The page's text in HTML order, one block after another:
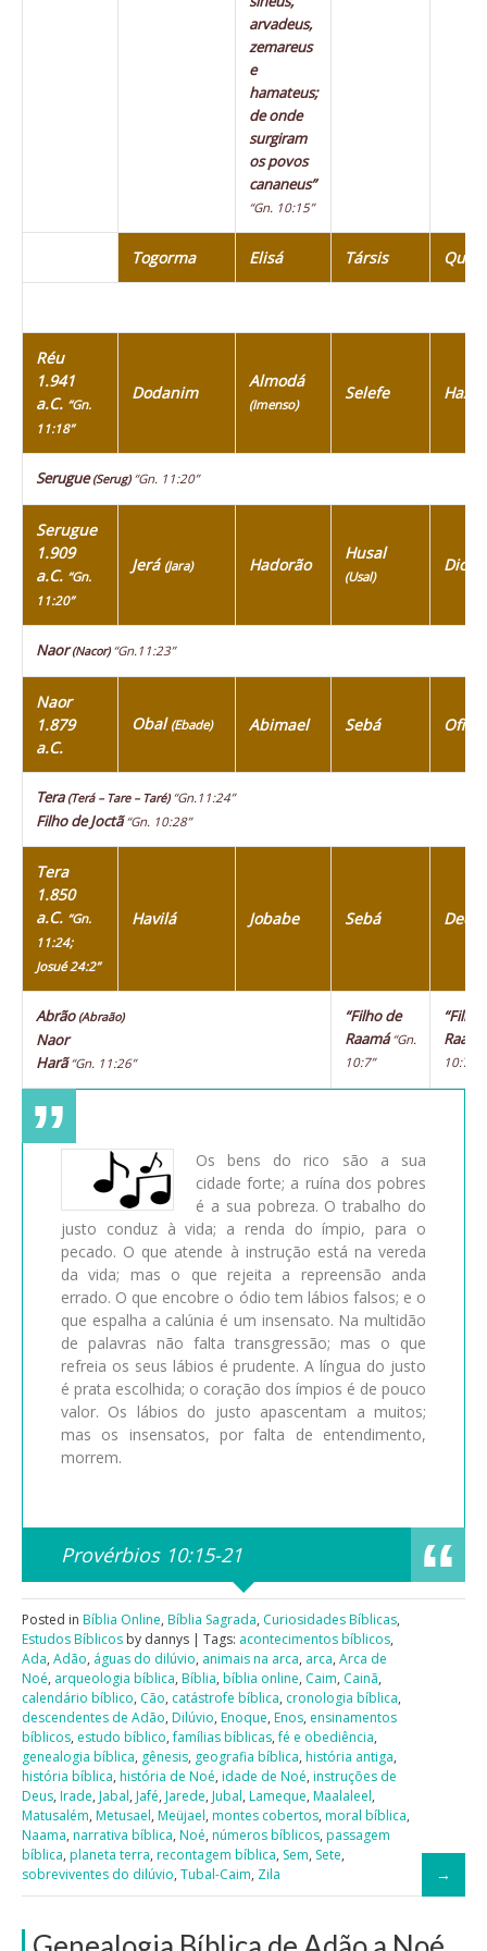
arvadeus,
zemareus
e
hamateus;
de onde
surgiram
os povos
cananeus”
“Gn. 10:15”
Togorma Elisá Társis
Réu
1.941
a.C. “Gn.
11:18”
Dodanim
Almodá
(Imenso)
Selefe
Serugue(Serug) “Gn. 11:20”
Serugue
1.909
a.C. “Gn.
11:20”
Jerá (Jara) Hadorão
Husal
(Usal)
Diclá
Naor(Nacor) “Gn.11:23”
Naor
1.879
a.C.
Obal (Ebade) Abimael Sebá Ofir
Tera (Terá – Tare – Taré) “Gn.11:24”
Filho de Joctã“Gn. 10:28”
Tera
1.850
a.C. “Gn.
11:24;
Josué 24:2”
Havilá Jobabe Sebá Dedã
Abrão (Abraão)
Naor
Harã“Gn. 11:26”
“Filho de
Raamá“Gn.
10:7”
“Filho
10:7”
Os bens do rico são a sua
cidade forte; a ruína dos pobres
é a sua pobreza. O trabalho do
justo conduz à vida; a renda do ímpio, para o
pecado. O que atende à instrução está na vereda
da vida; mas o que rejeita a repreensão anda
errado. O que encobre o ódio tem lábios falsos; e o
que espalha a calúnia é um insensato. Na multidão
de palavras não falta transgressão; mas o que
refreia os seus lábios é prudente. A língua do justo
é prata escolhida; o coração dos ímpios é de pouco
valor. Os lábios do justo apascentam a muitos;
mas os insensatos, por falta de entendimento,
morrem.
Provérbios 10:15-21
Posted in Bíblia Online, Bíblia Sagrada, Curiosidades Bíblicas,
Estudos Bíblicos by dannys | Tags: acontecimentos bíblicos,
Ada, Adão, águas do dilúvio, animais na arca, arca, Arca de
Noé, arqueologia bíblica, Bíblia, bíblia online, Caim, Cainã,
calendário bíblico, Cão, catástrofe bíblica, cronologia bíblica,
descendentes de Adão, Dilúvio, Enoque, Enos, ensinamentos
bíblicos, estudo bíblico,famílias bíblicas,fé e obediência,
genealogia bíblica, gênesis, geografia bíblica, história antiga,
história bíblica, história de Noé, idade de Noé, instruções de
Deus, Irade, Jabal, Jafé, Jarede, Jubal, Lameque, Maalaleel,
Matusalém, Metusael, Meüjael, montes cobertos, moral bíblica,
Naama, narrativa bíblica, Noé, números bíblicos, passagem
bíblica, planeta terra, recontagem bíblica, Sem, Sete,
sobreviventes do dilúvio, Tubal-Caim, Zila